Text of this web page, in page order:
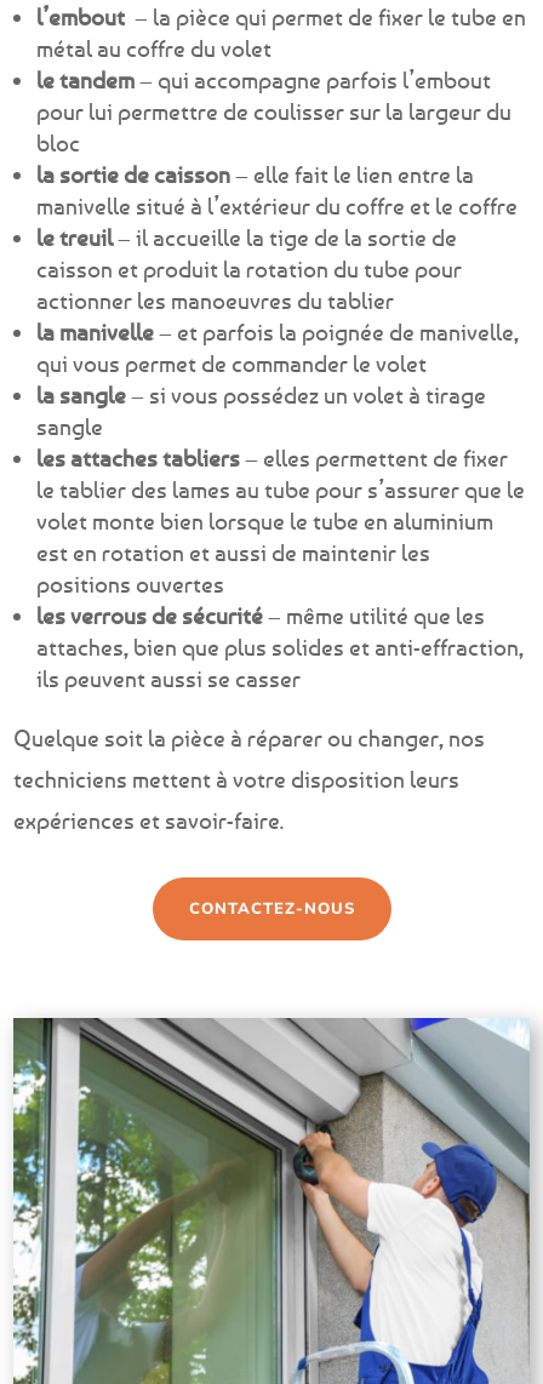
l’embout – la pièce qui permet de fixer le tube en
métal au coffre du volet
le tandem– qui accompagne parfois l’embout
pour lui permettre de coulisser sur la largeur du
bloc
la sortie de caisson– elle fait le lien entre la
manivelle situé à l’extérieur du coffre et le coffre
le treuil– il accueille la tige de la sortie de
caisson et produit la rotation du tube pour
actionner les manoeuvres du tablier
la manivelle– et parfois la poignée de manivelle,
qui vous permet de commander le volet
la sangle– si vous possédez un volet à tirage
sangle
les attaches tabliers– elles permettent de fixer
le tablier des lames au tube pour s’assurer que le
volet monte bien lorsque le tube en aluminium
est en rotation et aussi de maintenir les
positions ouvertes
les verrous de sécurité– même utilité que les
attaches, bien que plus solides et anti-effraction,
ils peuvent aussi se casser
Quelque soit la pièce à réparer ou changer, nos
techniciens mettent à votre disposition leurs
expériences et savoir-faire.
CONTACTEZ-NOUS